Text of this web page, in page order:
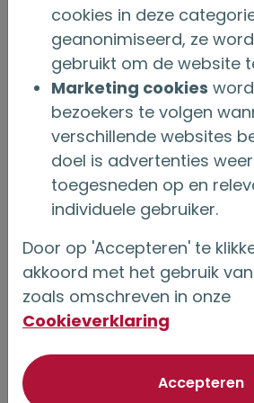
´Je kan met het
periodieke
aankopen. Je
deze uitkering je
´
Wettelijke termijn
Heeft een gouden
cookies in deze
geanonimiseerd, ze
gebruikt om de website
Marketing cookies
bezoekers te volgen
verschillende websites
doel is advertenties
toegesneden op en
individuele gebruiker.
Door op 'Accepteren' te
akkoord met het gebruik
zoals omschreven in onze
Cookieverklaring
Accepteren